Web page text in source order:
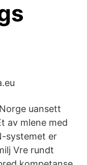
uansett
av mlene med
systemet er
Vre rundt